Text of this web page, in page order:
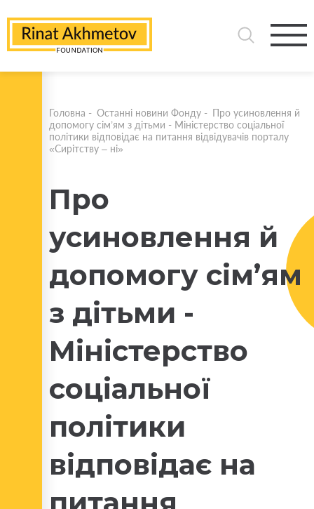
Головна - Останні новини Фонду - Про усиновлення й
допомогу сім’ям з дітьми - Міністерство соціальної
політики відповідає на питання відвідувачів порталу
«Сирітству – ні»
Про
усиновлення й
допомогу сім’ям
з дітьми -
Міністерство
соціальної
політики
відповідає на